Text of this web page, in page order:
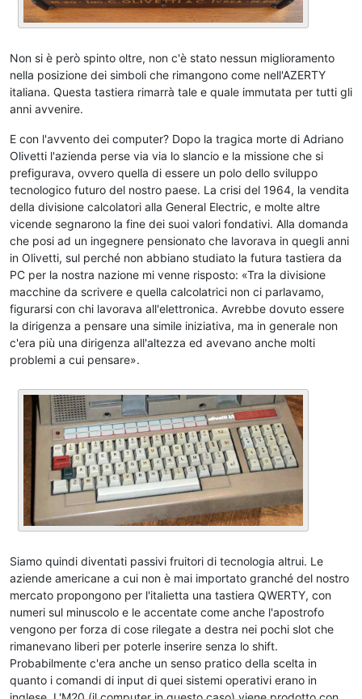
Non si è però spinto oltre, non c'è stato nessun miglioramento
nella posizione dei simboli che rimangono come nell'AZERTY
italiana. Questa tastiera rimarrà tale e quale immutata per tutti gli
anni avvenire.
E con l'avvento dei computer? Dopo la tragica morte di Adriano
Olivetti l'azienda perse via via lo slancio e la missione che si
prefigurava, ovvero quella di essere un polo dello sviluppo
tecnologico futuro del nostro paese. La crisi del 1964, la vendita
della divisione calcolatori alla General Electric, e molte altre
vicende segnarono la fine dei suoi valori fondativi. Alla domanda
che posi ad un ingegnere pensionato che lavorava in quegli anni
in Olivetti, sul perché non abbiano studiato la futura tastiera da
PC per la nostra nazione mi venne risposto: «Tra la divisione
macchine da scrivere e quella calcolatrici non ci parlavamo,
figurarsi con chi lavorava all'elettronica. Avrebbe dovuto essere
la dirigenza a pensare una simile iniziativa, ma in generale non
c'era più una dirigenza all'altezza ed avevano anche molti
problemi a cui pensare».
Siamo quindi diventati passivi fruitori di tecnologia altrui. Le
aziende americane a cui non è mai importato granché del nostro
mercato propongono per l'italietta una tastiera QWERTY, con
numeri sul minuscolo e le accentate come anche l'apostrofo
vengono per forza di cose rilegate a destra nei pochi slot che
rimanevano liberi per poterle inserire senza lo shift.
Probabilmente c'era anche un senso pratico della scelta in
quanto i comandi di input di quei sistemi operativi erano in